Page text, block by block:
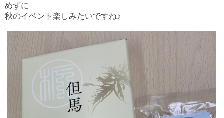
めずに
秋のイベント楽しみたいですね♪